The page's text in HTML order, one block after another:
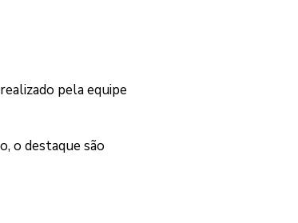
pela equipe
o destaque são